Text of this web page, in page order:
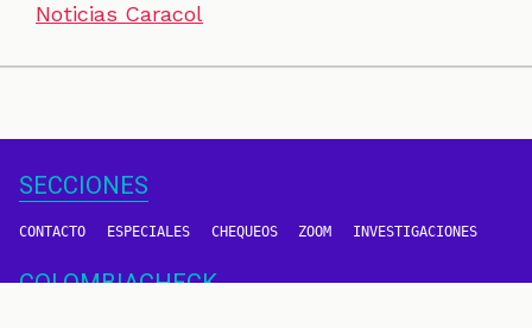
Noticias Caracol
SECCIONES
CONTACTO ESPECIALES CHEQUEOS ZOOM INVESTIGACIONES
COLOMBIACHECK